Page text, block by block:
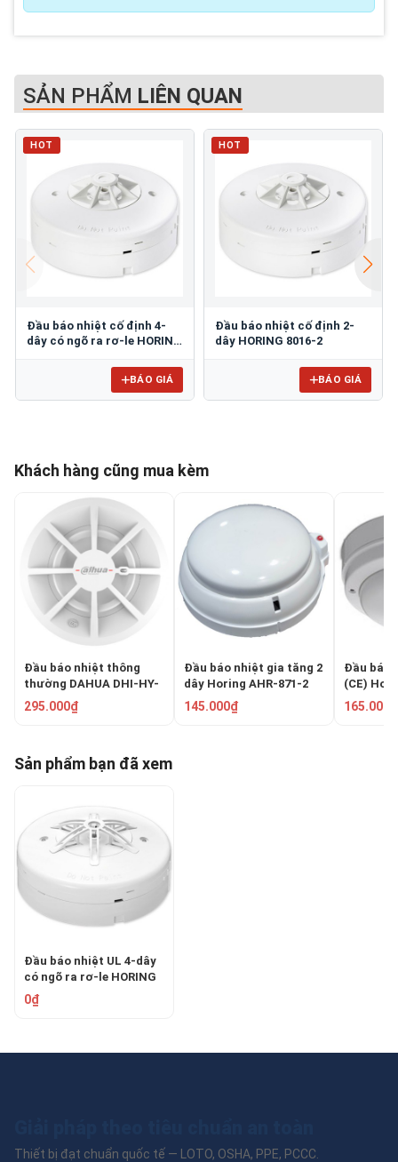
SẢN PHẨM LIÊN QUAN
HOT
Đầu báo nhiệt cố định 4-
dây có ngõ ra rơ-le HORING
BÁO GIÁ
HOT
Đầu báo nhiệt cố định 2-
dây HORING 8016-2
BÁO GIÁ
Khách hàng cũng mua kèm
Đầu báo nhiệt thông
thường DAHUA DHI-HY-
C132
295.000₫
Đầu báo nhiệt gia tăng 2
dây Horing AHR-871-2
145.000₫
Đầu báo
(CE)
165.000₫
Sản phẩm bạn đã xem
Đầu báo nhiệt UL 4-dây
có ngõ ra rơ-le HORING
AH-0626-4
0₫
Thiết bị đạt chuẩn quốc tế — LOTO, OSHA, PPE, PCCC.